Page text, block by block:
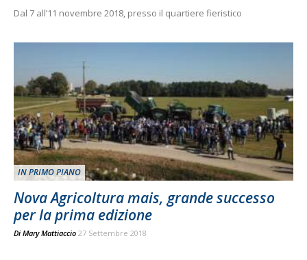
Dal 7 all’11 novembre 2018, presso il quartiere fieristico
IN PRIMO PIANO
Nova Agricoltura mais, grande successo
per la prima edizione
Di Mary Mattiaccio 27 Settembre 2018